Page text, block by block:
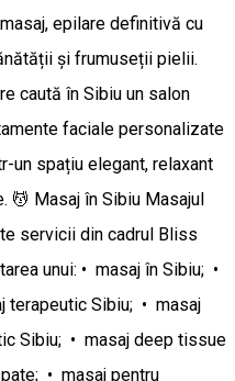
epilare definitivă cu
și frumuseții pielii.
caută în Sibiu un salon
faciale personalizate
un spațiu elegant, relaxant
💆 Masaj în Sibiu Masajul
servicii din cadrul Bliss
unui: • masaj în Sibiu; •
terapeutic Sibiu; • masaj
Sibiu; • masaj deep tissue
• masaj pentru